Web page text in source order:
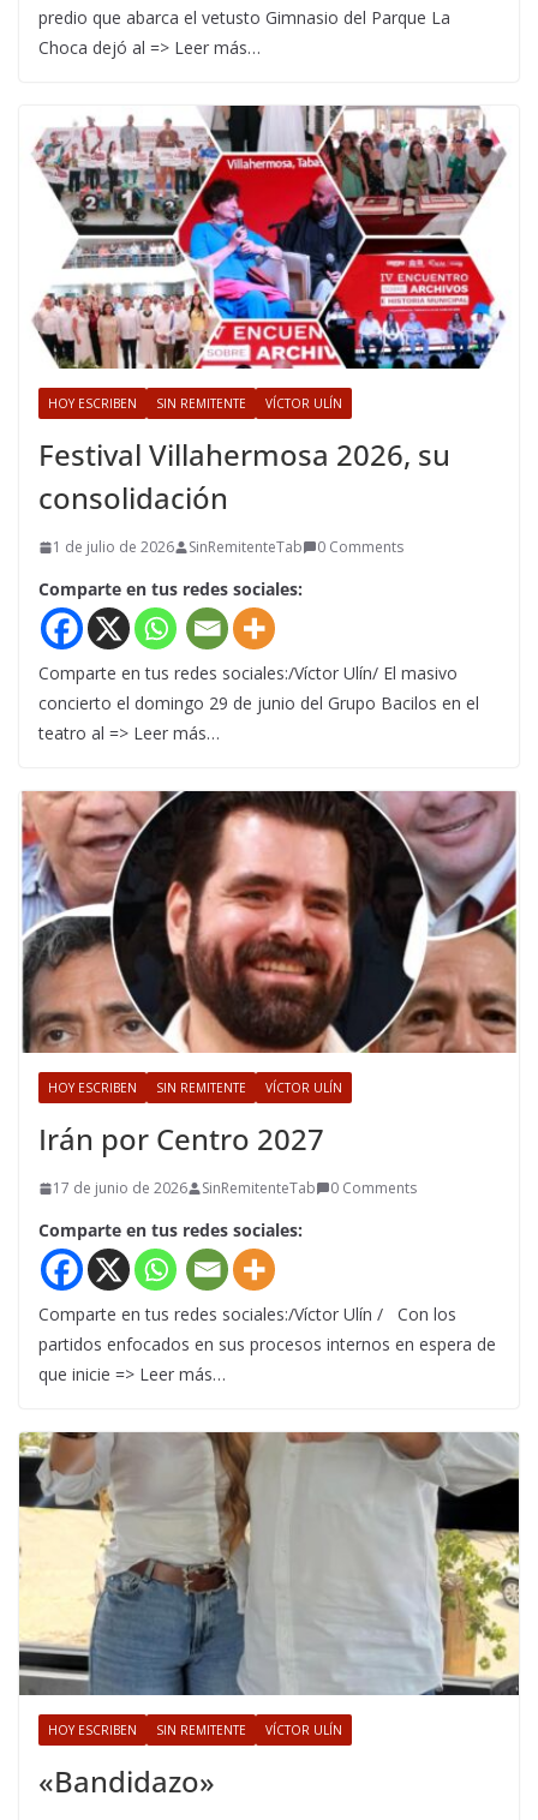
predio que abarca el vetusto Gimnasio del Parque La
Choca dejó al => Leer más…
HOY ESCRIBEN SIN REMITENTE VÍCTOR ULÍN
Festival Villahermosa 2026, su
consolidación
1 de julio de 2026 SinRemitenteTab 0 Comments
Comparte en tus redes sociales:
Comparte en tus redes sociales:/Víctor Ulín/ El masivo
concierto el domingo 29 de junio del Grupo Bacilos en el
teatro al => Leer más…
HOY ESCRIBEN SIN REMITENTE VÍCTOR ULÍN
Irán por Centro 2027
17 de junio de 2026 SinRemitenteTab 0 Comments
Comparte en tus redes sociales:
Comparte en tus redes sociales:/Víctor Ulín / Con los
partidos enfocados en sus procesos internos en espera de
que inicie => Leer más…
HOY ESCRIBEN SIN REMITENTE VÍCTOR ULÍN
«Bandidazo»